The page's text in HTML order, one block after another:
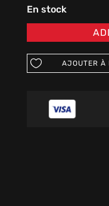
En stock
AJOUTER À